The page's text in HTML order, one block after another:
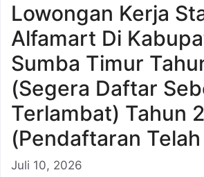
Lowongan Kerja
Alfamart Di
Sumba Timur
(Segera Daftar
Terlambat) Tahun
(Pendaftaran
Juli 10, 2026